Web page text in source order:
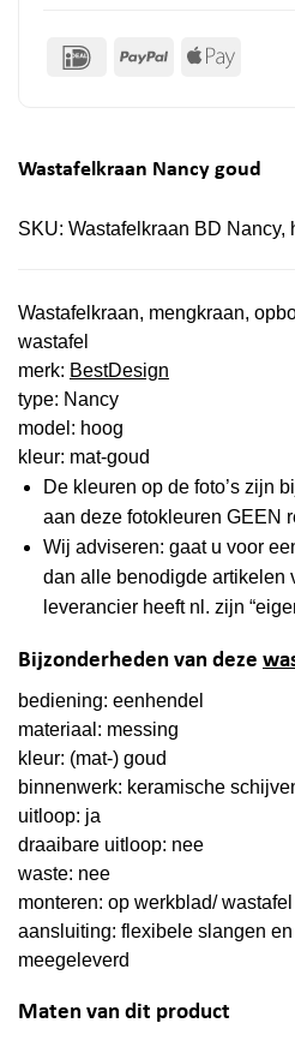
IDeal PayPal Apple
Wastafelkraan Nancy goud
SKU: Wastafelkraan BD Nancy,
Wastafelkraan, mengkraan,
wastafel
merk: BestDesign
type: Nancy
model: hoog
kleur: mat-goud
De kleuren op de foto’s zijn
aan deze fotokleuren GEEN
Wij adviseren: gaat u voor
dan alle benodigde artikelen
leverancier heeft nl. zijn
Bijzonderheden van deze
bediening: eenhendel
materiaal: messing
kleur: (mat-) goud
binnenwerk: keramische
uitloop: ja
draaibare uitloop: nee
waste: nee
monteren: op werkblad/ wastafel
aansluiting: flexibele slangen
meegeleverd
Maten van dit product